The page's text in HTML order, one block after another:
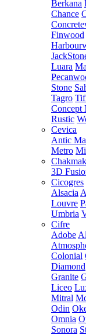
Berkana
Chance
Finwood
Luara
Stone
Tagro
Concept
Rustic
Cevica
Antic
Metro
3D
Cicogres
Alsacia
Louvre
Umbria
Cifre
Adobe
Colonial
Diamond
Granite
Liceo
Mitral
Odin
Omnia
Sonora